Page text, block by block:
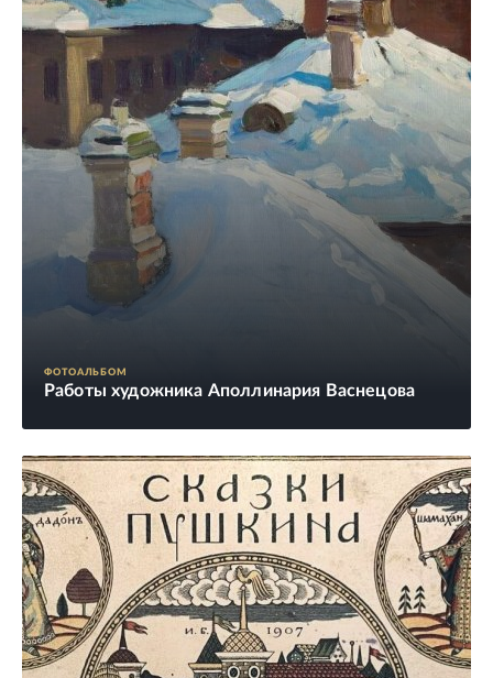
ФОТОАЛЬБОМ
Работы художника Аполлинария Васнецова